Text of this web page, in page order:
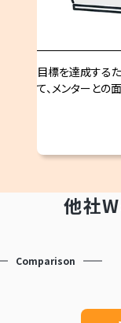
目標を達成する
て、メンターとの
他社
Comparison